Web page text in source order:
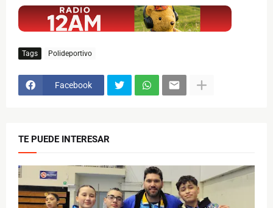
Tags Polideportivo
Facebook
TE PUEDE INTERESAR